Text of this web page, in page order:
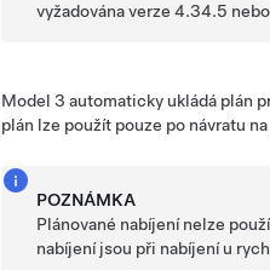
vyžadována verze 4.34.5
Model 3 automaticky ukládá plán
plán lze použít pouze po návratu
POZNÁMKA
Plánované nabíjení nelze
nabíjení jsou při nabíjení u